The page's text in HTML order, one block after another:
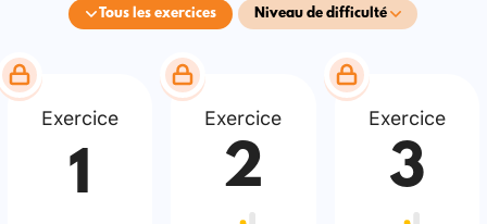
Tous les exercices Niveau de difficulté
Exercice
1
Exercice
2
Exercice
3